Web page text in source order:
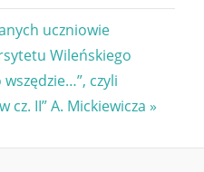
uczniowie
Wileńskiego
wszędzie…”, czyli
cz. II” A. Mickiewicza